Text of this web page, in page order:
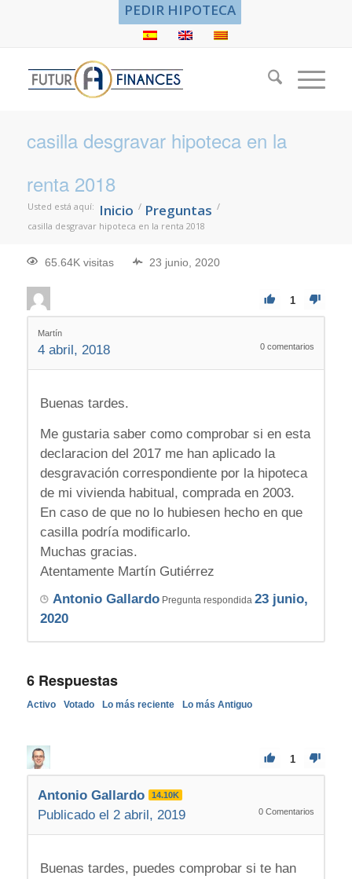
PEDIR HIPOTECA
casilla desgravar hipoteca en la
renta 2018
Usted está aquí: Inicio / Preguntas /
casilla desgravar hipoteca en la renta 2018
65.64K visitas 23 junio, 2020
1
Martín
4 abril, 2018 0 comentarios
Buenas tardes.
Me gustaria saber como comprobar si en esta
declaracion del 2017 me han aplicado la
desgravación correspondiente por la hipoteca
de mi vivienda habitual, comprada en 2003.
En caso de que no lo hubiesen hecho en que
casilla podría modificarlo.
Muchas gracias.
Atentamente Martín Gutiérrez
Antonio GallardoPregunta respondida 23 junio,
2020
6Respuestas
Activo Votado Lo más reciente Lo más Antiguo
1
Antonio Gallardo 14.10K
Publicado el 2 abril, 2019 0 Comentarios
Buenas tardes, puedes comprobar si te han